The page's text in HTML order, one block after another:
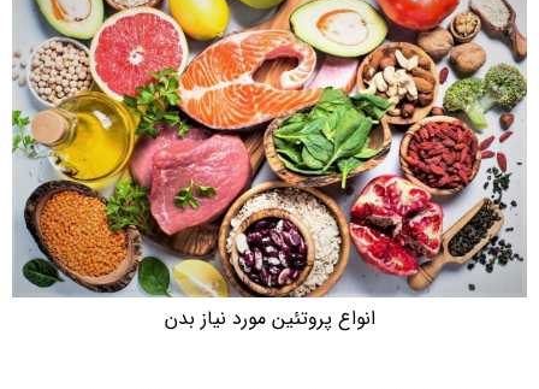
انواع پروتئین مورد نیاز بدن